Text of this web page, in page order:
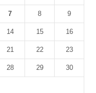
7 8 9
14 15 16
21 22 23
28 29 30